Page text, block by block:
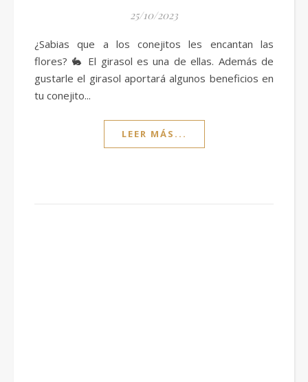
25/10/2023
¿Sabias que a los conejitos les encantan las
flores? 🐇 El girasol es una de ellas. Además de
gustarle el girasol aportará algunos beneficios en
tu conejito...
LEER MÁS...